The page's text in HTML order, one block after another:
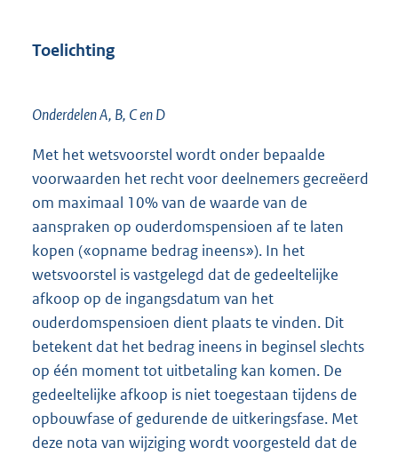
Toelichting
Onderdelen A, B, C en D
Met het wetsvoorstel wordt onder bepaalde
voorwaarden het recht voor deelnemers gecreëerd
om maximaal 10% van de waarde van de
aanspraken op ouderdomspensioen af te laten
kopen («opname bedrag ineens»). In het
wetsvoorstel is vastgelegd dat de gedeeltelijke
afkoop op de ingangsdatum van het
ouderdomspensioen dient plaats te vinden. Dit
betekent dat het bedrag ineens in beginsel slechts
op één moment tot uitbetaling kan komen. De
gedeeltelijke afkoop is niet toegestaan tijdens de
opbouwfase of gedurende de uitkeringsfase. Met
deze nota van wijziging wordt voorgesteld dat de